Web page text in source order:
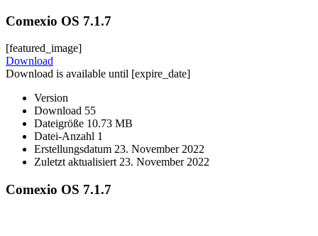
Comexio OS 7.1.7
[featured_image]
Download
Download is available until [expire_date]
Version
Download 55
Dateigröße 10.73 MB
Datei-Anzahl 1
Erstellungsdatum 23. November 2022
Zuletzt aktualisiert23. November 2022
Comexio OS 7.1.7